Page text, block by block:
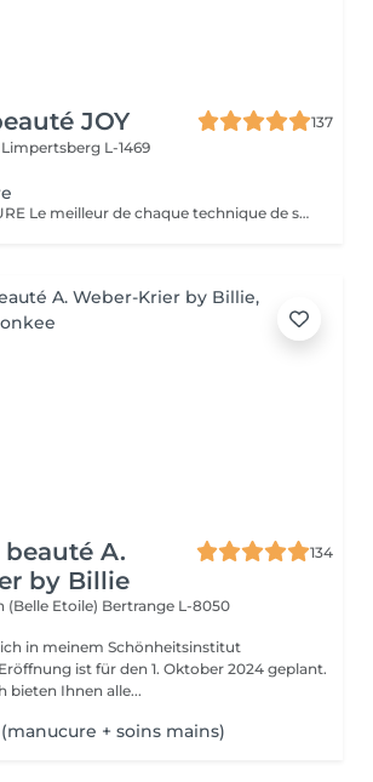
JOY
137
Limpertsberg L-1469
Le Rituel SIGNATURE Le meilleur de chaque technique de soin pour apporter un profond bien-être à l'ensemble du corps. Textures et fragrances personnalisées, un soin façonné sur-mesure. Le rituel signature est un soin très complet qui apporte à la peau une hydratation intense grâce au gommage modelant, associé à un large choix d'essences d'estime utilisé lors d'un modelage relaxant aux mouvements lents, fluides, enveloppants et harmonieux. Il procure une détente profonde et surtout une harmonisation globale de tout l'être.
A.
by Billie
134
(Belle Etoile) Bertrange L-8050
in meinem Schönheitsinstitut
ist für den 1. Oktober 2024 geplant.
bieten Ihnen alle...
+ soins mains)